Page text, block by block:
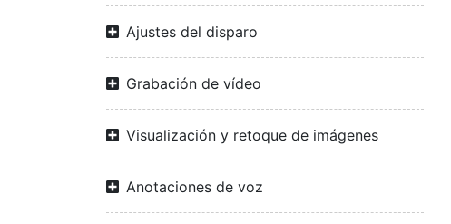
Ajustes del disparo
Grabación de vídeo
Visualización y retoque de imágenes
Anotaciones de voz